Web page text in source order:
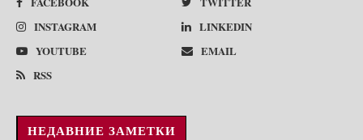
INSTAGRAM
LINKEDIN
YOUTUBE
EMAIL
RSS
НЕДАВНИЕ ЗАМЕТКИ